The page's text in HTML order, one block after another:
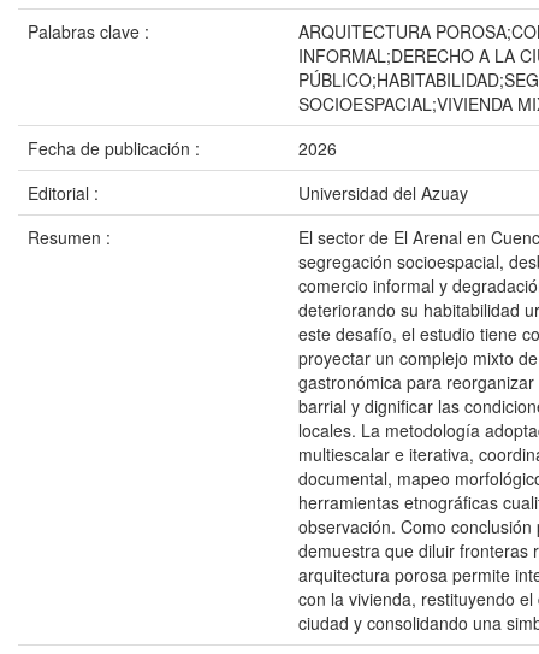
Palabras clave :
ARQUITECTURA
INFORMAL;DERECHO A LA
SOCIOESPACIAL;VIVIENDA
Fecha de publicación :
2026
Editorial :
Universidad del Azuay
Resumen :
El sector de El Arenal en
segregación socioespacial,
comercio informal y
deteriorando su habitabilidad
este desafío, el estudio tiene
proyectar un complejo mixto
gastronómica para
barrial y dignificar las
locales. La metodología
multiescalar e iterativa,
documental, mapeo
herramientas etnográficas
observación. Como conclusión
demuestra que diluir fronteras
arquitectura porosa permite
con la vivienda, restituyendo
ciudad y consolidando una